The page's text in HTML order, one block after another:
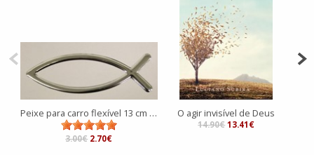
Peixe para carro flexível 13 cm prateado
3.00€ 2.70€
O agir invisível de Deus
14.90€ 13.41€